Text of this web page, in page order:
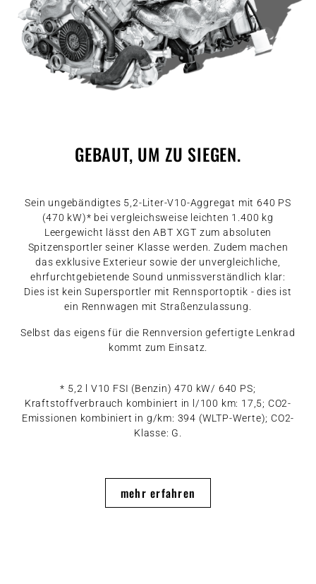
GEBAUT, UM ZU SIEGEN.
Sein ungebändigtes 5,2-Liter-V10-Aggregat mit 640 PS
(470 kW)* bei vergleichsweise leichten 1.400 kg
Leergewicht lässt den ABT XGT zum absoluten
Spitzensportler seiner Klasse werden. Zudem machen
das exklusive Exterieur sowie der unvergleichliche,
ehrfurchtgebietende Sound unmissverständlich klar:
Dies ist kein Supersportler mit Rennsportoptik - dies ist
ein Rennwagen mit Straßenzulassung.
Selbst das eigens für die Rennversion gefertigte Lenkrad
kommt zum Einsatz.
* 5,2 l V10 FSI (Benzin) 470 kW/ 640 PS;
Kraftstoffverbrauch kombiniert in l/100 km: 17,5; CO2-
Emissionen kombiniert in g/km: 394 (WLTP-Werte); CO2-
Klasse: G.
mehr erfahren